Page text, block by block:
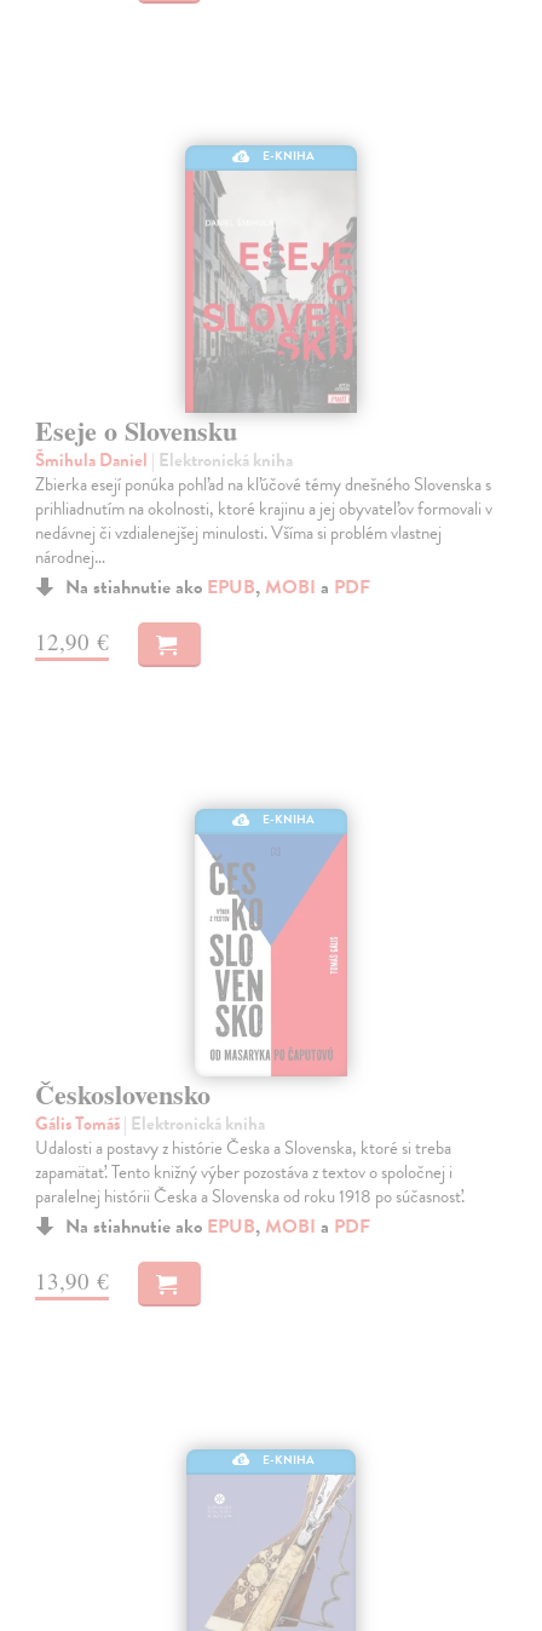
E-KNIHA
Eseje o Slovensku
Šmihula Daniel | Elektronická kniha
Zbierka esejí ponúka pohľad na kľúčové témy dnešného Slovenska s
prihliadnutím na okolnosti, ktoré krajinu a jej obyvateľov formovali v
nedávnej či vzdialenejšej minulosti. Všíma si problém vlastnej
národnej…
Na stiahnutie ako EPUB, MOBI a PDF
12,90 €
E-KNIHA
Československo
Gális Tomáš| Elektronická kniha
Udalosti a postavy z histórie Česka a Slovenska, ktoré si treba
zapamätať. Tento knižný výber pozostáva z textov o spoločnej i
paralelnej histórii Česka a Slovenska od roku 1918 po súčasnosť.
Na stiahnutie ako EPUB, MOBI a PDF
13,90 €
E-KNIHA